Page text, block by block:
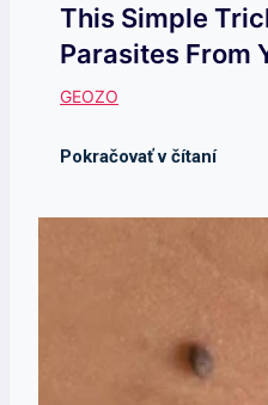
This Simple
Parasites From